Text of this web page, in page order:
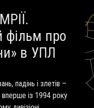
фільм про
в УПЛ
падінь і злетів –
із 1994 року